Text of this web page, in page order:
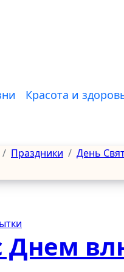
Красота и
Праздники День
Днем